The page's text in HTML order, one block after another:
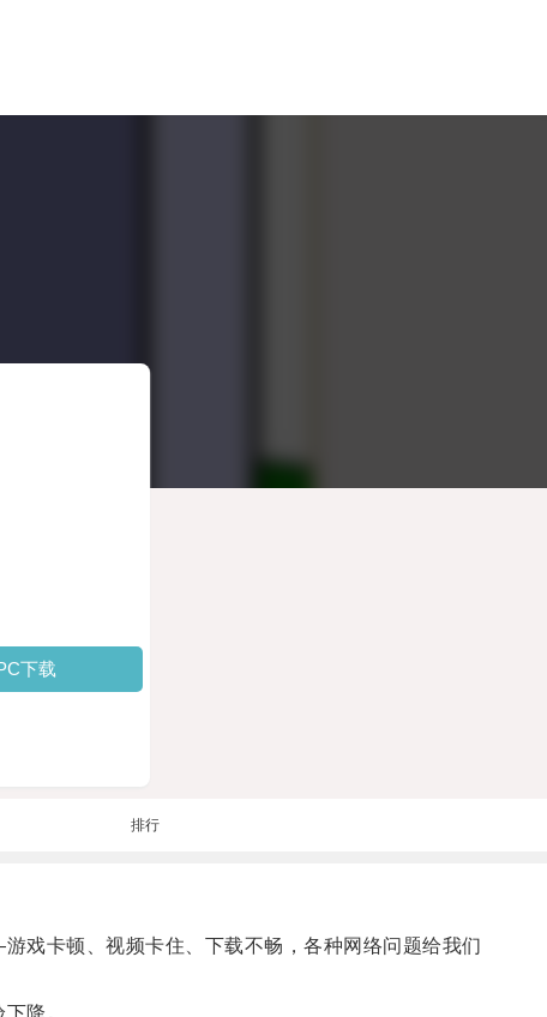
下载
排行
卡顿、视频卡住、下载不畅，各种网络问题给我们
降。